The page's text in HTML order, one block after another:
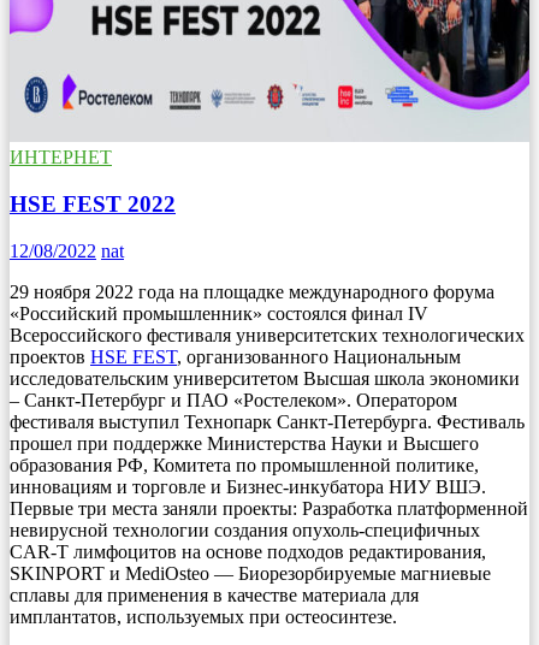
ИНТЕРНЕТ
HSE FEST 2022
12/08/2022 nat
29 ноября 2022 года на площадке международного форума
«Российский промышленник» состоялся финал IV
Всероссийского фестиваля университетских технологических
проектов HSE FEST, организованного Национальным
исследовательским университетом Высшая школа экономики
– Санкт-Петербург и ПАО «Ростелеком». Оператором
фестиваля выступил Технопарк Санкт-Петербурга. Фестиваль
прошел при поддержке Министерства Науки и Высшего
образования РФ, Комитета по промышленной политике,
инновациям и торговле и Бизнес-инкубатора НИУ ВШЭ.
Первые три места заняли проекты: Разработка платформенной
невирусной технологии создания опухоль-специфичных
CAR-T лимфоцитов на основе подходов редактирования,
SKINPORT и MediOsteo — Биорезорбируемые магниевые
сплавы для применения в качестве материала для
имплантатов, используемых при остеосинтезе.